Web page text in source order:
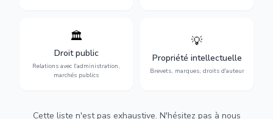
🏛️
Droit public
Relations avec l'administration,
marchés publics
Gestion de vos relations
avec l'administration :
marchés publics,
urbanisme et contentieux.
💡
Propriété intellectuelle
Brevets, marques, droits d'auteur
Protection de vos créations
d'auteur et lutte contre la
contrefaçon.
Cette liste n'est pas exhaustive. N'hésitez pas à nous